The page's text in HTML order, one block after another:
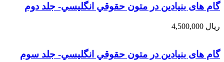
گام های بنیادین در متون حقوقي انگليسي- جلد دوم
ریال
گام های بنیادین در متون حقوقي انگليسي- جلد سوم